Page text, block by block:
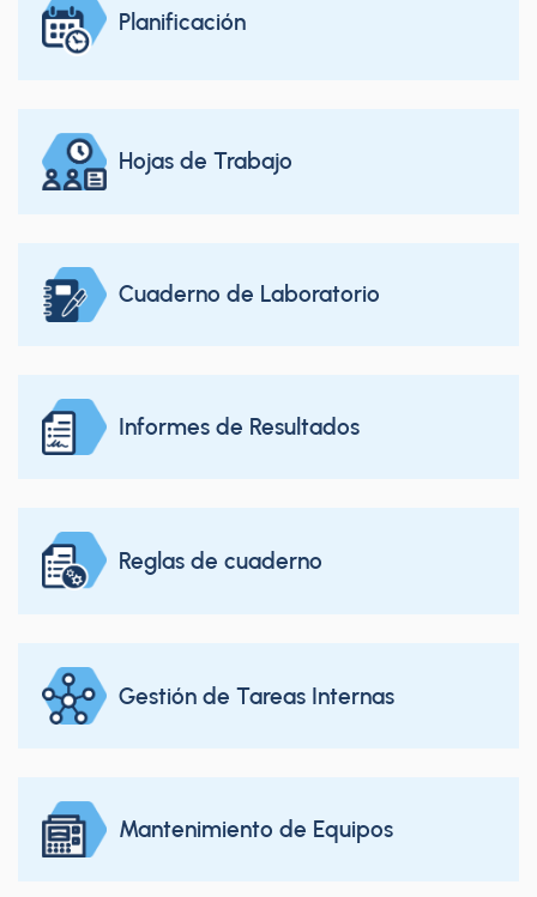
Planificación
Hojas de Trabajo
Cuaderno de Laboratorio
Informes de Resultados
Reglas de cuaderno
Gestión de Tareas Internas
Mantenimiento de Equipos